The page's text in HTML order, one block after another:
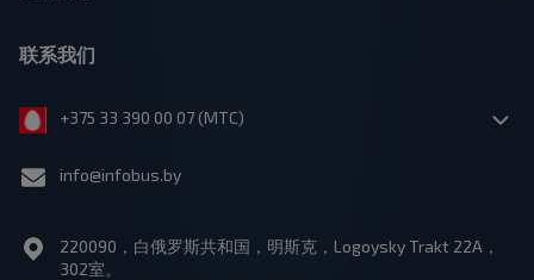
联系我们
+375 33 390 00 07 (МТС)
info@infobus.by
220090，白俄罗斯共和国，明斯克，Logoysky Trakt 22A，
302室。